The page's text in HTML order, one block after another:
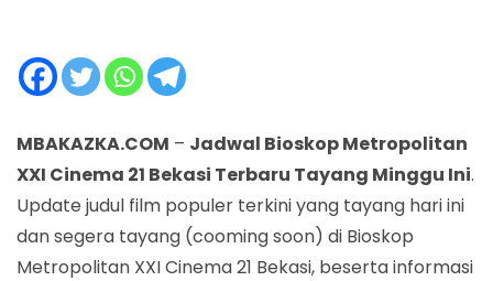
MBAKAZKA.COM – Jadwal Bioskop Metropolitan
XXI Cinema 21 Bekasi Terbaru Tayang Minggu Ini.
Update judul film populer terkini yang tayang hari ini
dan segera tayang (cooming soon) di Bioskop
Metropolitan XXI Cinema 21 Bekasi, beserta informasi